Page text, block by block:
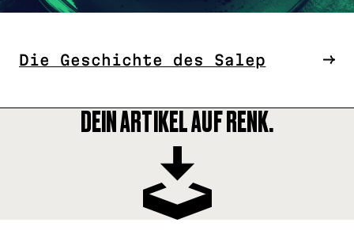
Die Geschichte des Salep
DEIN ARTIKEL AUF RENK.